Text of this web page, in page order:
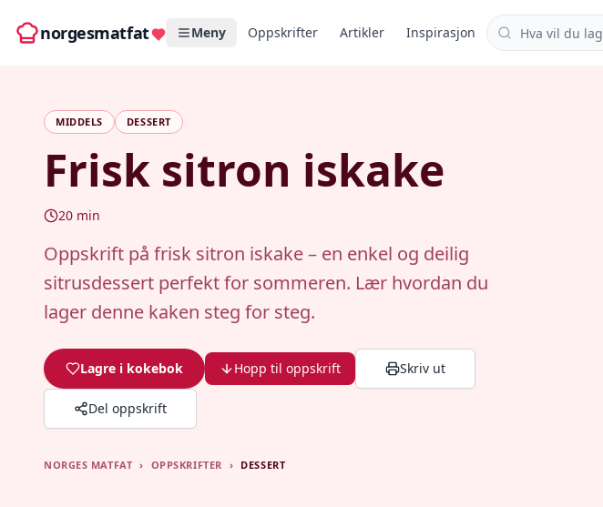
norgesmatfat Meny Oppskrifter Artikler Inspirasjon Søk i oppskrifter
MIDDELS DESSERT
Frisk sitron iskake
20 min
Oppskrift på frisk sitron iskake – en enkel og deilig
sitrusdessert perfekt for sommeren. Lær hvordan du
lager denne kaken steg for steg.
Lagre i kokebok Hopp til oppskrift Skriv ut
Del oppskrift
NORGES MATFAT › OPPSKRIFTER › DESSERT